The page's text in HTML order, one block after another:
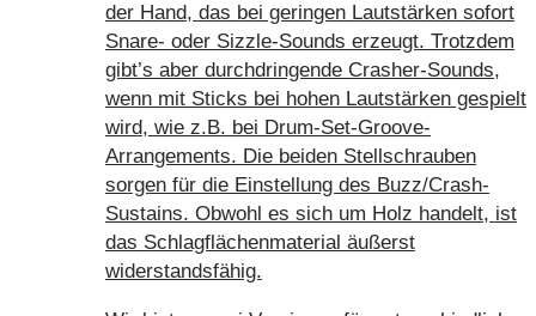
der Hand, das bei geringen Lautstärken sofort
Snare- oder Sizzle-Sounds erzeugt. Trotzdem
gibt’s aber durchdringende Crasher-Sounds,
wenn mit Sticks bei hohen Lautstärken gespielt
wird, wie z.B. bei Drum-Set-Groove-
Arrangements. Die beiden Stellschrauben
sorgen für die Einstellung des Buzz/Crash-
Sustains. Obwohl es sich um Holz handelt, ist
das Schlagflächenmaterial äußerst
widerstandsfähig.